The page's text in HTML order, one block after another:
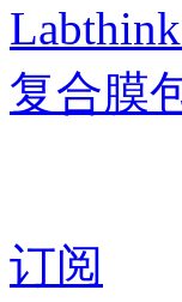
复合膜
订阅